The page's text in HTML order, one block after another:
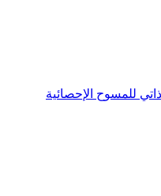
للمسوح الإحصائية